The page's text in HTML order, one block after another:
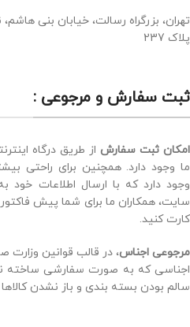
تهران، بزرگراه رسالت، خیابان بنی
پلاک 237
ثبت سفارش و مرجوعی :
امکان ثبت سفارش از طریق درگاه
ما وجود دارد. همچنین برای راحتی
وجود دارد که با ارسال اطلاعات
سایت، همکاران ما برای شما پیش
کارت کنید.
مرجوعی اجناس، در قالب قوانین
اجناسی که به صورت سفارشی ساخته
سالم بودن بسته بندی و باز نشدن